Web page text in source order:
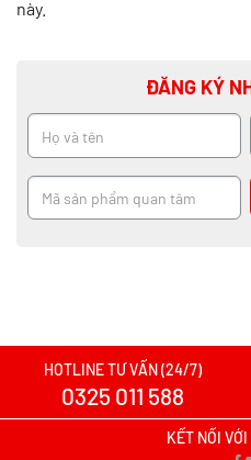
này.
ĐĂNG KÝ
HOTLINE TƯ VẤN (24/7)
0325 011 588
KẾT NỐI VỚI